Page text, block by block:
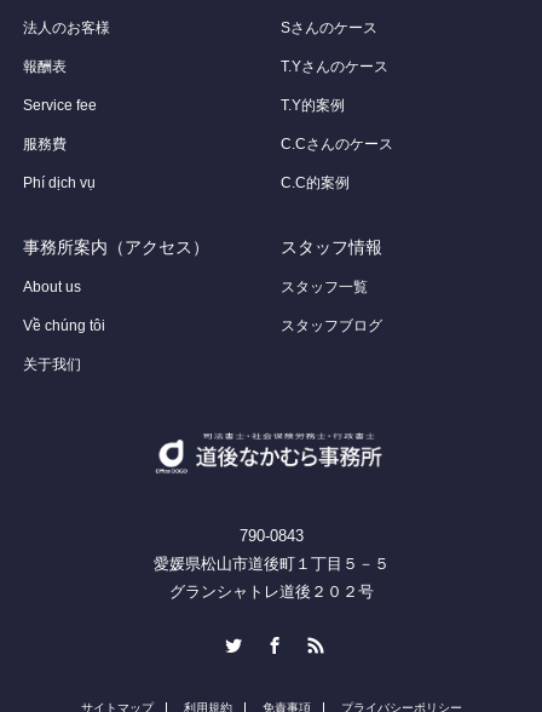
法人のお客様
報酬表
Service fee
服務費
Phí dịch vụ
Sさんのケース
T.Yさんのケース
T.Y的案例
C.Cさんのケース
C.C的案例
事務所案内（アクセス）
About us
Về chúng tôi
关于我们
スタッフ情報
スタッフ一覧
スタッフブログ
790-0843
愛媛県松山市道後町１丁目５－５
グランシャトレ道後２０２号
サイトマップ 利用規約 免責事項 プライバシーポリシー